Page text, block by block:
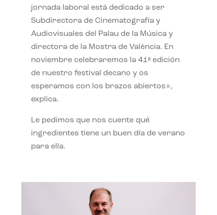
jornada laboral está dedicado a ser
Subdirectora de Cinematografía y
Audiovisuales del Palau de la Música y
directora de la Mostra de València. En
noviembre celebraremos la 41ª edición
de nuestro festival decano y os
esperamos con los brazos abiertos»,
explica.
Le pedimos que nos cuente qué
ingredientes tiene un buen día de verano
para ella.